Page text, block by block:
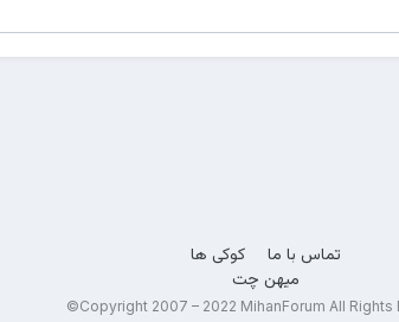
تماس با ما
کوکی ها
میهن چت
Copyright 2007 – 2022 MihanForum All Rights